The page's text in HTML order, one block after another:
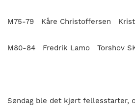
M75-79 Kåre Christoffersen
M80-84 Fredrik Lamo Torshov
Søndag ble det kjørt fellesstarter,